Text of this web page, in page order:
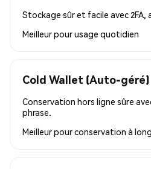
Stockage sûr et facile avec 2FA,
Meilleur pourusage quotidien
Cold Wallet (Auto-géré)
Conservation hors ligne sûre
phrase.
Meilleur pourconservation à